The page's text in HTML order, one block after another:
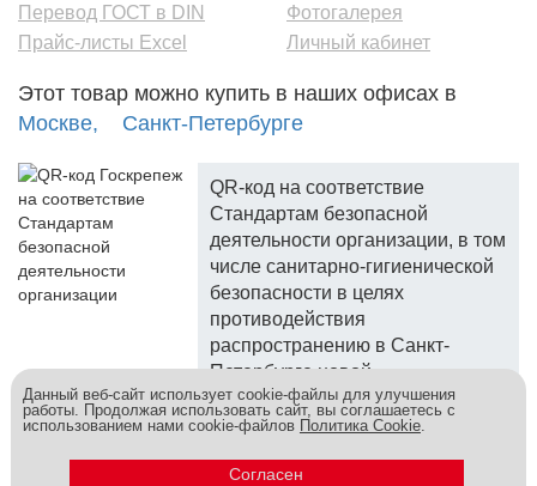
Перевод ГОСТ в DIN
Прайс-листы Excel
Фотогалерея
Личный кабинет
Этот товар можно купить в наших офисах в
Москве,
Санкт-Петербурге
QR-код на соответствие
Стандартам безопасной
деятельности организации, в том
числе санитарно-гигиенической
безопасности в целях
противодействия
распространению в Санкт-
Петербурге новой
коронавирусной инфекции.
Метизы и крепеж оптом - это к нам! © 2026
Данный веб-сайт использует cookie-файлы для улучшения
работы. Продолжая использовать сайт, вы соглашаетесь с
использованием нами cookie-файлов Политика Cookie.
Согласен